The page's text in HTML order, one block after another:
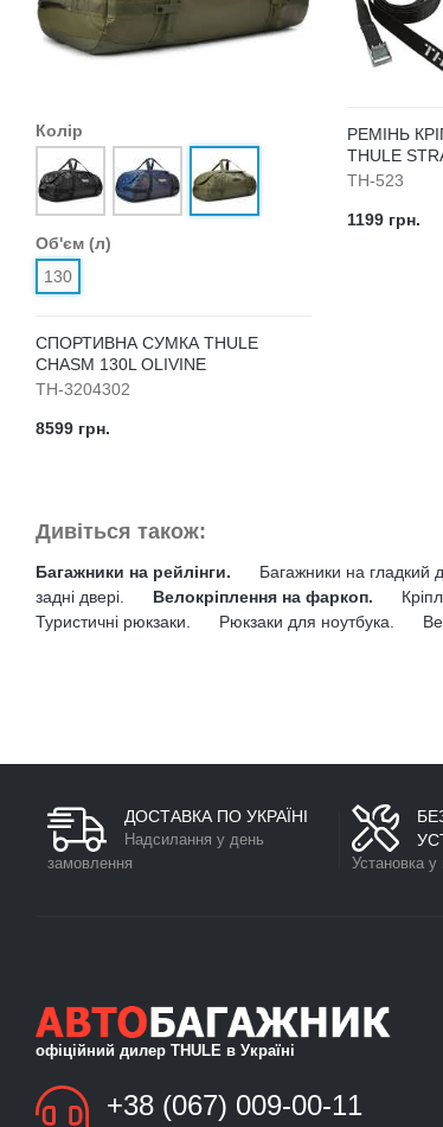
Колір
Об'єм (л)
130
СПОРТИВНА СУМКА THULE
CHASM 130L OLIVINE
TH-3204302
8599 грн.
РЕМІНЬ
THULE
TH-523
1199 грн.
Дивіться також:
Багажники на рейлінги. Багажники на гладкий
задні двері.
Велокріплення на фаркоп.
Туристичні рюкзаки.
Рюкзаки для ноутбука.
ДОСТАВКА ПО УКРАЇНІ
Надсилання у день
замовлення
Установка у
офіційний дилер THULE в Україні
+38 (067) 009-00-11
БАГАЖНИК ДЛЯ ЛИЖ
СНОУБОРДУ